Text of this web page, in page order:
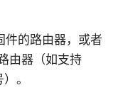
件的路由器，或者
由器（如支持
。